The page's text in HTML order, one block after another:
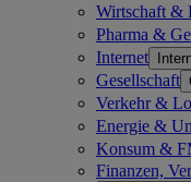
Wirtschaft &
Pharma &
Internet
Gesellschaft
Verkehr &
Energie &
Konsum &
Finanzen,